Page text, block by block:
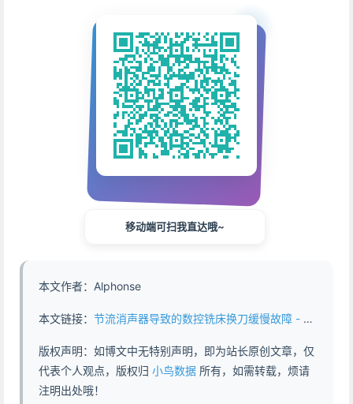
移动端可扫我直达哦~
本文作者：Alphonse
本文链接： 节流消声器导致的数控铣床换刀缓慢故障 - https://www.abddb.com/throttling_muffler_with_tool_change.html
版权声明：如博文中无特别声明，即为站长原创文章，仅
代表个人观点，版权归 小鸟数据 所有，如需转载，烦请
注明出处哦！